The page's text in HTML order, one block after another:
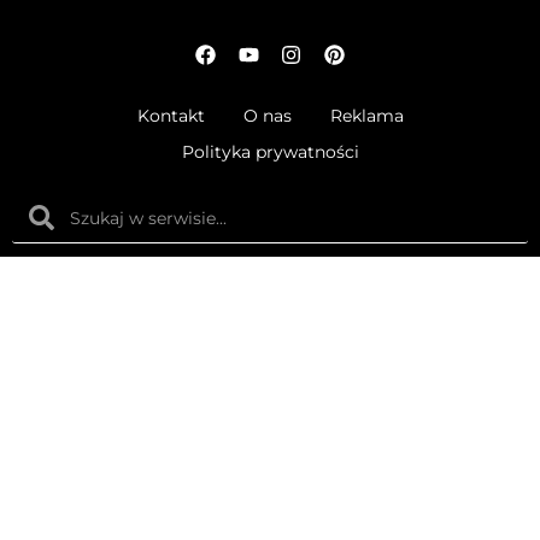
Kontakt O nas
Reklama
Polityka prywatności